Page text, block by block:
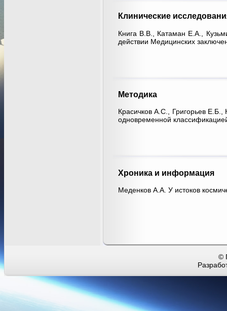
Клинические
Книга В.В., Катаман Е.А.,
действии Медицинских
Методика
Красичков А.С., Григорьев
одновременной
Хроника и информация
Меденков А.А. У истоков
©